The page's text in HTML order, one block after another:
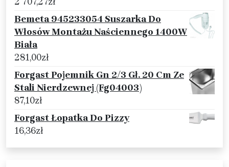
Bemeta 945233054 Suszarka Do
Włosów Montażu Naściennego 1400W
Biała
281,00zł
Forgast Pojemnik Gn 2/3 Gł. 20 Cm Ze
Stali Nierdzewnej (Fg04003)
87,10zł
Forgast Łopatka Do Pizzy
16,36zł